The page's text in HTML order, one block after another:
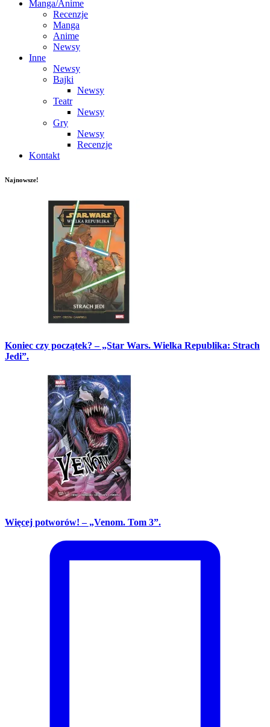
Manga/Anime
Recenzje
Manga
Anime
Newsy
Inne
Newsy
Bajki
Newsy
Teatr
Newsy
Gry
Newsy
Recenzje
Kontakt
Najnowsze!
Koniec czy początek? – „Star Wars. Wielka Republika: Strach
Jedi”.
Więcej potworów! – „Venom. Tom 3”.